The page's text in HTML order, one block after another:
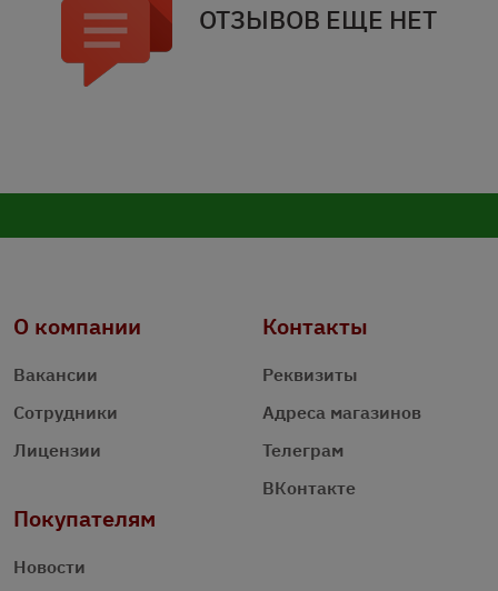
ОТЗЫВОВ ЕЩЕ НЕТ
О компании
Вакансии
Сотрудники
Лицензии
Контакты
Реквизиты
Адреса магазинов
Телеграм
ВКонтакте
Покупателям
Новости